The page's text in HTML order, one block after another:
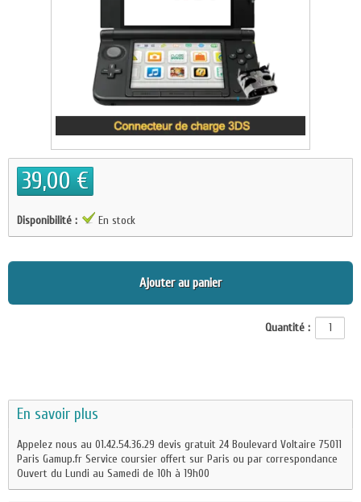
39,00 €
Disponibilité : En stock
Ajouter au panier
Quantité :
En savoir plus
Appelez nous au 01.42.54.36.29 devis gratuit 24 Boulevard Voltaire 75011
Paris Gamup.fr Service coursier offert sur Paris ou par correspondance
Ouvert du Lundi au Samedi de 10h à 19h00